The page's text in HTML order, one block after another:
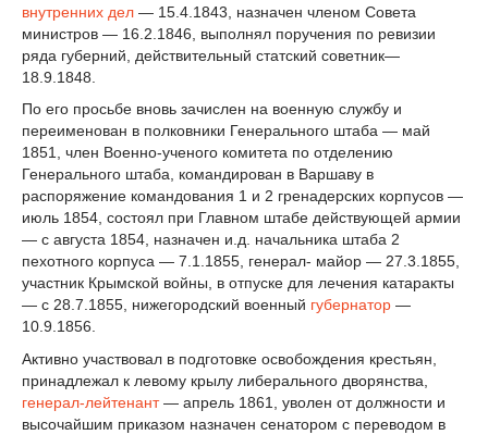
внутренних дел — 15.4.1843, назначен членом Совета
министров — 16.2.1846, выполнял поручения по ревизии
ряда губерний, действительный статский советник—
18.9.1848.
По его просьбе вновь зачислен на военную службу и
переименован в полковники Генерального штаба — май
1851, член Военно-ученого комитета по отделению
Генерального штаба, командирован в Варшаву в
распоряжение командования 1 и 2 гренадерских корпусов —
июль 1854, состоял при Главном штабе действующей армии
— с августа 1854, назначен и.д. начальника штаба 2
пехотного корпуса — 7.1.1855, генерал- майор — 27.3.1855,
участник Крымской войны, в отпуске для лечения катаракты
— с 28.7.1855, нижегородский военный губернатор —
10.9.1856.
Активно участвовал в подготовке освобождения крестьян,
принадлежал к левому крылу либерального дворянства,
генерал-лейтенант— апрель 1861, уволен от должности и
высочайшим приказом назначен сенатором с переводом в